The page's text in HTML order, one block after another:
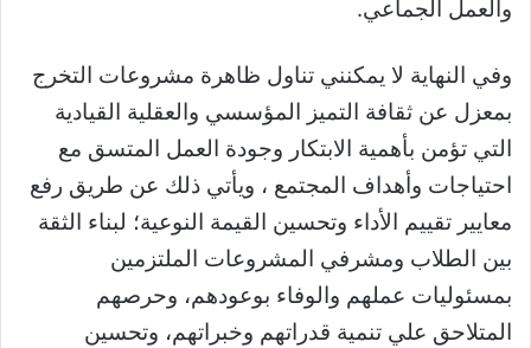
والعمل الجماعي.
وفي النهاية لا يمكنني تناول ظاهرة مشروعات التخرج
بمعزل عن ثقافة التميز المؤسسي والعقلية القيادية
التي تؤمن بأهمية الابتكار وجودة العمل المتسق مع
احتياجات وأهداف المجتمع ، ويأتي ذلك عن طريق رفع
معايير تقييم الأداء وتحسين القيمة النوعية؛ لبناء الثقة
بين الطلاب ومشرفي المشروعات الملتزمين
بمسئوليات عملهم والوفاء بوعودهم، وحرصهم
المتلاحق علي تنمية قدراتهم وخبراتهم، وتحسين